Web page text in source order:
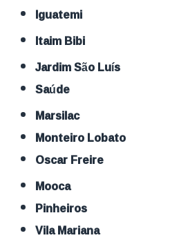
Iguatemi
Itaim Bibi
Jardim São Luís
Saúde
Marsilac
Monteiro Lobato
Oscar Freire
Mooca
Pinheiros
Vila Mariana